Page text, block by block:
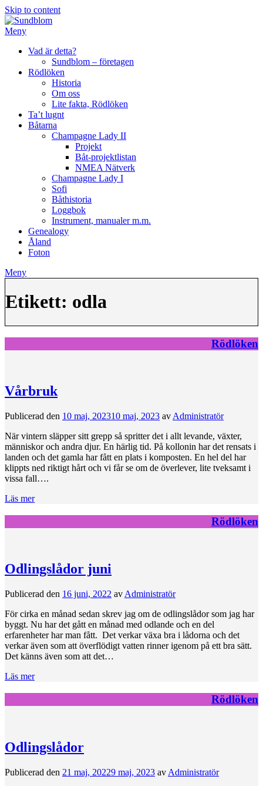
Skip to content
Meny
Vad är detta?
Sundblom – företagen
Rödlöken
Historia
Om oss
Lite fakta, Rödlöken
Ta’t lugnt
Båtarna
Champagne Lady II
Projekt
Båt-projektlistan
NMEA Nätverk
Champagne Lady I
Sofi
Båthistoria
Loggbok
Instrument, manualer m.m.
Genealogy
Åland
Foton
Meny
Etikett: odla
Rödlöken
Vårbruk
Publicerad den 10 maj, 202310 maj, 2023 av Administratör
När vintern släpper sitt grepp så spritter det i allt levande, växter,
människor och andra djur. En härlig tid. På kollonin har det rensats i
landen och det gamla har fått en plats i komposten. En hel del har
klippts ned riktigt hårt och vi får se om de överlever, lite tveksamt i
vissa fall….
Läs mer
Rödlöken
Odlingslådor juni
Publicerad den 16 juni, 2022 av Administratör
För cirka en månad sedan skrev jag om de odlingslådor som jag har
byggt. Nu har det gått en månad med odlande och en del
erfarenheter har man fått. Det verkar växa bra i lådorna och det
verkar även som att överflödigt vatten rinner igenom på ett bra sätt.
Det känns även som att det…
Läs mer
Rödlöken
Odlingslådor
Publicerad den 21 maj, 20229 maj, 2023 av Administratör